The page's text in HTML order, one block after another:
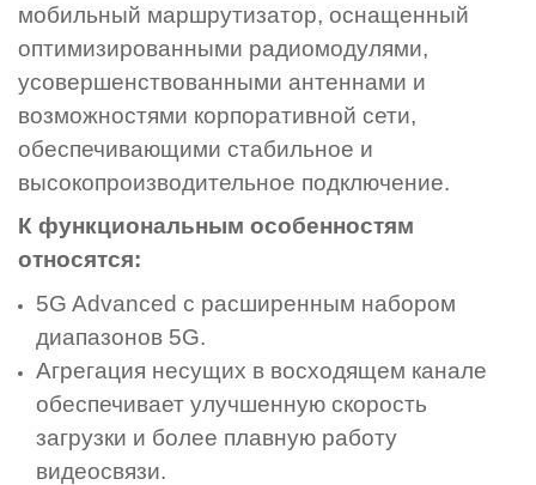
мобильный маршрутизатор, оснащенный
оптимизированными радиомодулями,
усовершенствованными антеннами и
возможностями корпоративной сети,
обеспечивающими стабильное и
высокопроизводительное подключение.
К функциональным особенностям
относятся:
5G Advanced с расширенным набором
диапазонов 5G.
Агрегация несущих в восходящем канале
обеспечивает улучшенную скорость
загрузки и более плавную работу
видеосвязи.